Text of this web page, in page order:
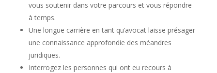
vous soutenir dans votre parcours et vous répondre
à temps.
Une longue carrière en tant qu’avocat laisse présager
une connaissance approfondie des méandres
juridiques.
Interrogez les personnes qui ont eu recours à